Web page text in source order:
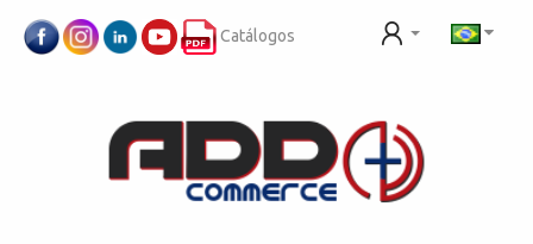
Catálogos